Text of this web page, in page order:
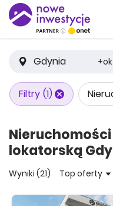
Gdynia
Filtry (1)
lokatorską
Wyniki (21) Top oferty